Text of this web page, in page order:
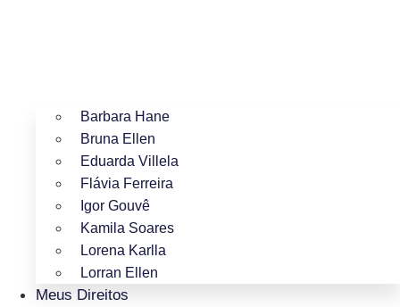
Barbara Hane
Bruna Ellen
Eduarda Villela
Flávia Ferreira
Igor Gouvê
Kamila Soares
Lorena Karlla
Lorran Ellen
Meus Direitos